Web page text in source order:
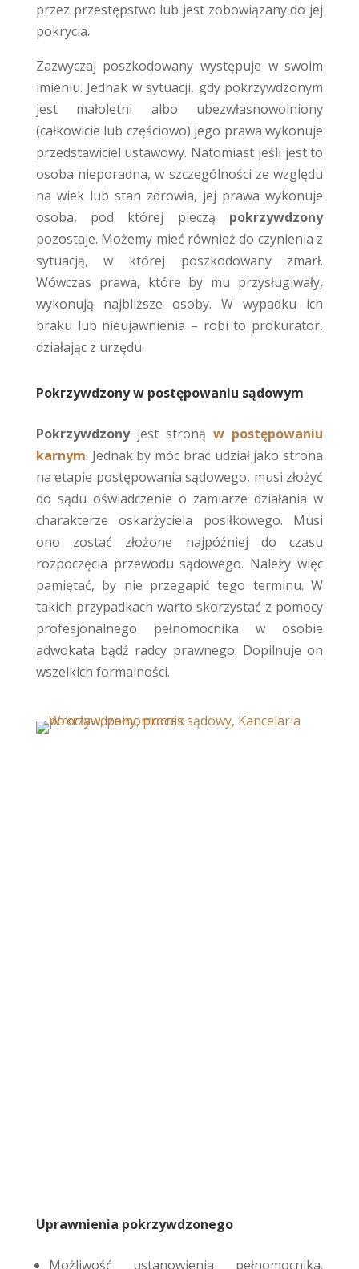
przez przestępstwo lub jest zobowiązany do jej
pokrycia.
Zazwyczaj poszkodowany występuje w swoim
imieniu. Jednak w sytuacji, gdy pokrzywdzonym
jest małoletni albo ubezwłasnowolniony
(całkowicie lub częściowo) jego prawa wykonuje
przedstawiciel ustawowy. Natomiast jeśli jest to
osoba nieporadna, w szczególności ze względu
na wiek lub stan zdrowia, jej prawa wykonuje
osoba, pod której pieczą pokrzywdzony
pozostaje. Możemy mieć również do czynienia z
sytuacją, w której poszkodowany zmarł.
Wówczas prawa, które by mu przysługiwały,
wykonują najbliższe osoby. W wypadku ich
braku lub nieujawnienia – robi to prokurator,
działając z urzędu.
Pokrzywdzony w postępowaniu sądowym
Pokrzywdzonyjest stronąw postępowaniu
karnym. Jednak by móc brać udział jako strona
na etapie postępowania sądowego, musi złożyć
do sądu oświadczenie o zamiarze działania w
charakterze oskarżyciela posiłkowego. Musi
ono zostać złożone najpóźniej do czasu
rozpoczęcia przewodu sądowego. Należy więc
pamiętać, by nie przegapić tego terminu. W
takich przypadkach warto skorzystać z pomocy
profesjonalnego pełnomocnika w osobie
adwokata bądź radcy prawnego. Dopilnuje on
wszelkich formalności.
Uprawnienia pokrzywdzonego
Możliwość ustanowienia pełnomocnika.